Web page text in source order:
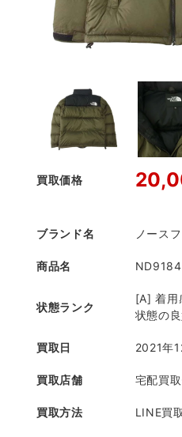
買取価格
ブランド名 ノース
商品名
状態ランク
[A] 着用
状態の
買取日 2021年
買取店舗 宅配買
買取方法 LINE買取